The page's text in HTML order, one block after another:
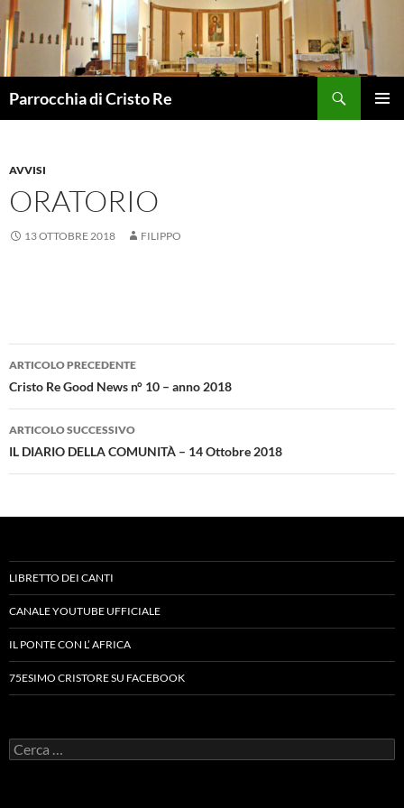
Vai
al
contenuto
Parrocchia di Cristo Re
AVVISI
ORATORIO
13 OTTOBRE 2018 FILIPPO
Navigazione
articolo
ARTICOLO PRECEDENTE
Cristo Re Good News n° 10 – anno 2018
ARTICOLO SUCCESSIVO
IL DIARIO DELLA COMUNITÀ – 14 Ottobre 2018
LIBRETTO DEI CANTI
CANALE YOUTUBE UFFICIALE
IL PONTE CON L’ AFRICA
75ESIMO CRISTORE SU FACEBOOK
Ricerca
per: